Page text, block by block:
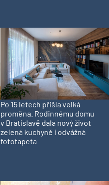
Po 15 letech přišla velká
proměna. Rodinnému domu
v Bratislavě dala nový život
zelená kuchyně i odvážná
fototapeta